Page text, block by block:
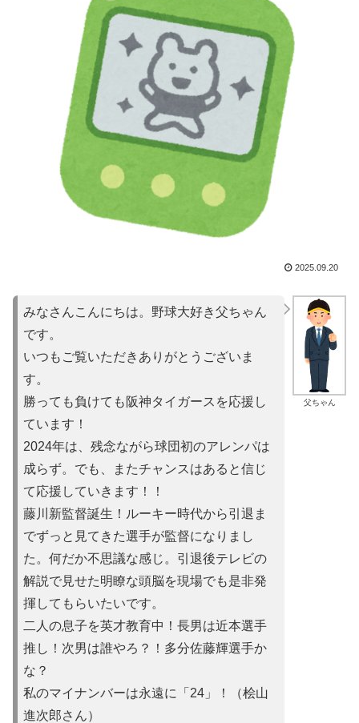
2025.09.20
父ちゃん
みなさんこんにちは。野球大好き父ちゃん
です。
いつもご覧いただきありがとうございま
す。
勝っても負けても阪神タイガースを応援し
ています！
2024年は、残念ながら球団初のアレンパは
成らず。でも、またチャンスはあると信じ
て応援していきます！！
藤川新監督誕生！ルーキー時代から引退ま
でずっと見てきた選手が監督になりまし
た。何だか不思議な感じ。引退後テレビの
解説で見せた明瞭な頭脳を現場でも是非発
揮してもらいたいです。
二人の息子を英才教育中！長男は近本選手
推し！次男は誰やろ？！多分佐藤輝選手か
な？
私のマイナンバーは永遠に「24」！（桧山
進次郎さん）